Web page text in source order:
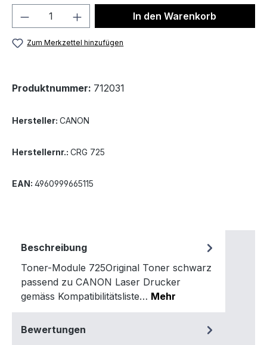
Produkt Anzahl: Gib denIn den Warenkorb
Zum Merkzettel hinzufügen
Produktnummer: 712031
Hersteller: CANON
Herstellernr.: CRG 725
EAN: 4960999665115
Beschreibung
Toner-Module 725Original Toner schwarz
passend zu CANON Laser Drucker
gemäss Kompatibilitätsliste… Mehr
Bewertungen